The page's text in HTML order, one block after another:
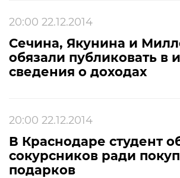
20:00 22.12.2014
Сечина, Якунина и
обязали публиковать в
сведения о доходах
20:00 22.12.2014
В Краснодаре студент
сокурсников ради
подарков